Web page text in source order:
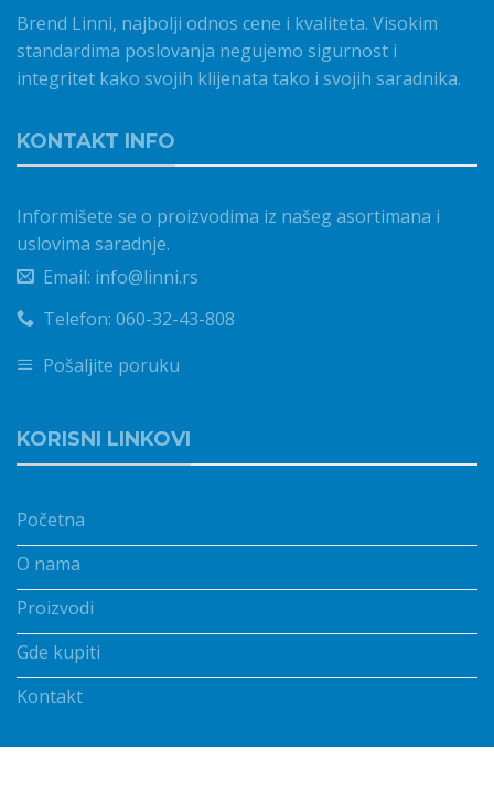
Brend Linni, najbolji odnos cene i kvaliteta. Visokim
standardima poslovanja negujemo sigurnost i
integritet kako svojih klijenata tako i svojih saradnika.
KONTAKT INFO
Informišete se o proizvodima iz našeg asortimana i
uslovima saradnje.
Email: info@linni.rs
Telefon: 060-32-43-808
Pošaljite poruku
KORISNI LINKOVI
Početna
O nama
Proizvodi
Gde kupiti
Kontakt